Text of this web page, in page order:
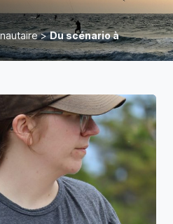
>Du scénario à